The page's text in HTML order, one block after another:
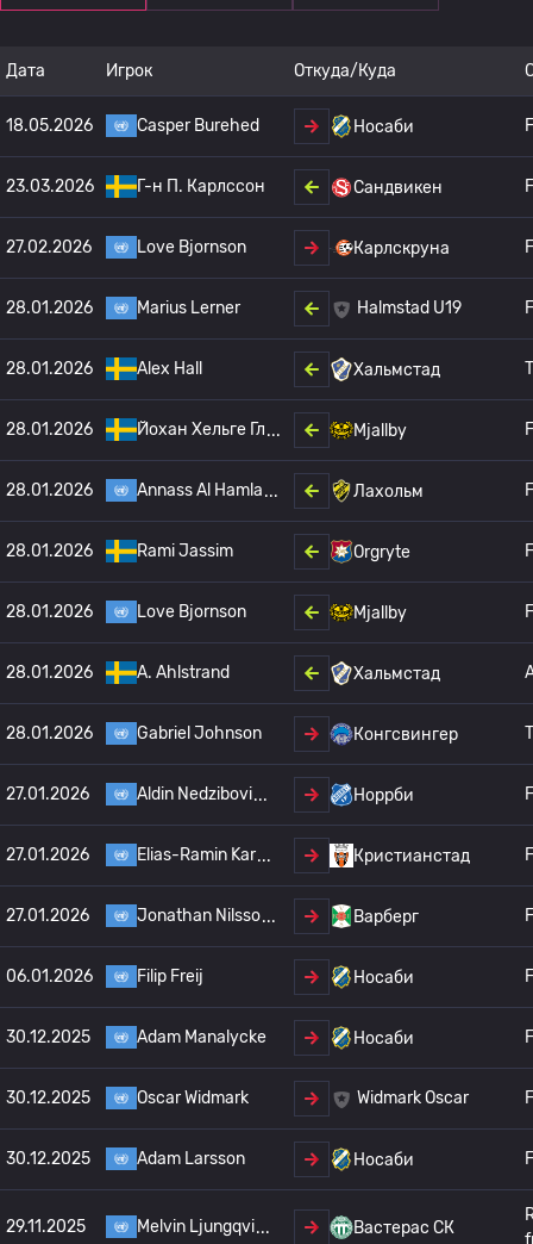
Дата Игрок Откуда/Куда
18.05.2026 Casper Burehed Носаби
23.03.2026 Г-н П. Карлссон Сандвикен
27.02.2026 Love Bjornson Карлскруна
28.01.2026 Marius Lerner Halmstad U19
28.01.2026 Alex Hall Хальмстад
28.01.2026 Йохан Хельге Гл Mjallby
28.01.2026 Annass Al Hamla Лахольм
28.01.2026 Rami Jassim Orgryte
28.01.2026 Love Bjornson Mjallby
28.01.2026 A. Ahlstrand Хальмстад
28.01.2026 Gabriel Johnson Конгсвингер
27.01.2026 Aldin Nedzibovi Норрби
27.01.2026 Elias-Ramin Kar Кристианстад
27.01.2026 Jonathan Nilsso Варберг
06.01.2026 Filip Freij Носаби
30.12.2025 Adam Manalycke Носаби
30.12.2025 Oscar Widmark Widmark Oscar
30.12.2025 Adam Larsson Носаби
29.11.2025 Melvin Ljungqvi Вастерас СК